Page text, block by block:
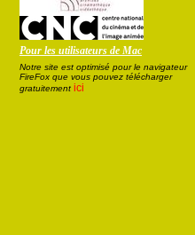
Pour les utilisateurs de Mac
Notre site est optimisé pour le navigateur
FireFox que vous pouvez télécharger
gratuitement ici